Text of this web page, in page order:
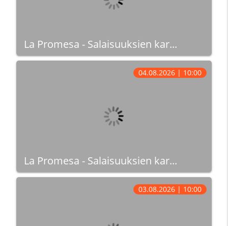
La Promesa - Salaisuuksien kar...
La Promesa - Salaisuuksien kar...
04.08.2026 | 10:00
03.08.2026 | 10:00